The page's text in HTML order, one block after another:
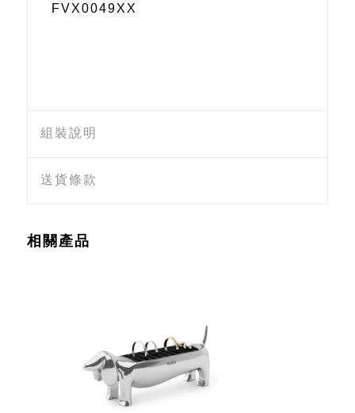
FVX0049XX
組裝說明
送貨條款
相關產品